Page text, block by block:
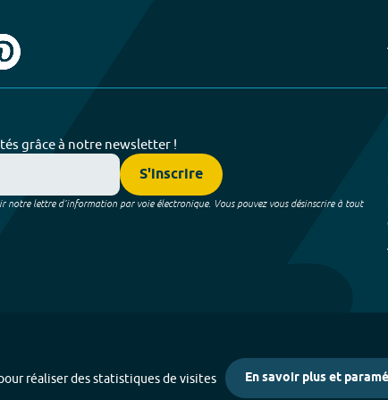
grâce à notre newsletter !
S'inscrire
notre lettre d’information par voie électronique. Vous pouvez vous désinscrire à tout
réaliser des statistiques de visites En savoir plus et